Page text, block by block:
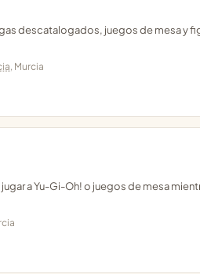
descatalogados, juegos de mesa y
, Murcia
a Yu-Gi-Oh! o juegos de mesa